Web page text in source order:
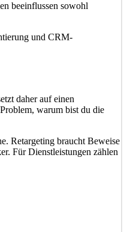
beeinflussen sowohl
und CRM-
daher auf einen
warum bist du die
Retargeting braucht Beweise
Für Dienstleistungen zählen